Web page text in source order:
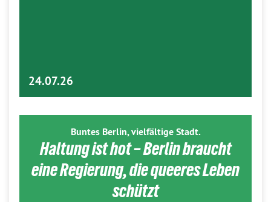
24.07.26
Buntes Berlin, vielfältige Stadt.
Haltung ist hot – Berlin braucht
eine Regierung, die queeres Leben
schützt